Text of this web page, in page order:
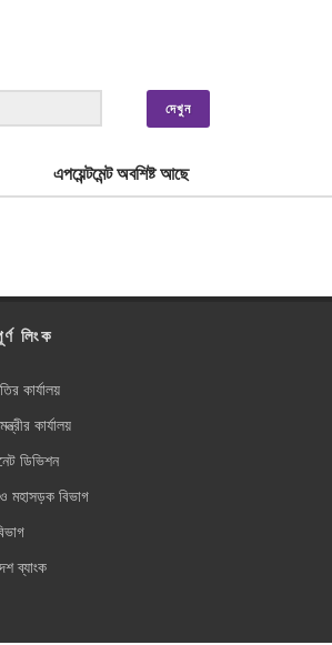
দেখুন
এপয়েন্টমেন্ট অবশিষ্ট আছে
লিংক
কার্যালয়
কার্যালয়
ডিভিশন
মহাসড়ক বিভাগ
ব্যাংক